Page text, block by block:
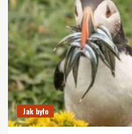
Jak było